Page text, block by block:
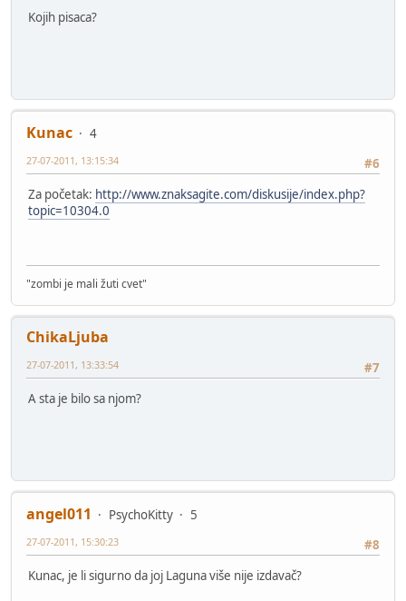
Kojih pisaca?
Kunac
4
#6
27-07-2011, 13:15:34
Za početak: http://www.znaksagite.com/diskusije/index.php?
topic=10304.0
"zombi je mali žuti cvet"
ChikaLjuba
#7
27-07-2011, 13:33:54
A sta je bilo sa njom?
angel011 PsychoKitty
5
#8
27-07-2011, 15:30:23
Kunac, je li sigurno da joj Laguna više nije izdavač?